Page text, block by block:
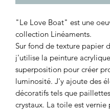
"Le Love Boat" est une
collection Linéaments.
Sur fond de texture papier
j'utilise la peinture
superposition pour créer
luminosité. J'y ajoute des
décoratifs tels que
crystaux. La toile est vernie